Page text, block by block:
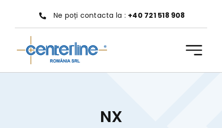
conținut
Ne poți contacta la : +40 721 518 908
NX